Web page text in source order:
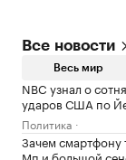
Все новости
Весь мир
NBC узнал о
ударов США по
Политика
Зачем смартфону
Мп и большой